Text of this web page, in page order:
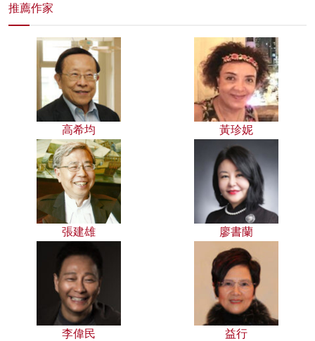
推薦作家
高希均 黃珍妮
張建雄 廖書蘭
李偉民 益行